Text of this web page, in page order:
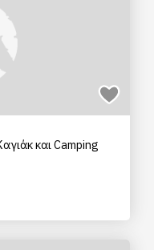
και Camping